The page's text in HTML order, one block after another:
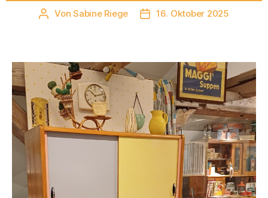
Beitragsautor
VonSabine Riege Veröffentlichungsdatum
16. Oktober 2025